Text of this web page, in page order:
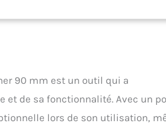
90 mm est un outil qui a
de sa fonctionnalité. Avec un
lors de son utilisation,